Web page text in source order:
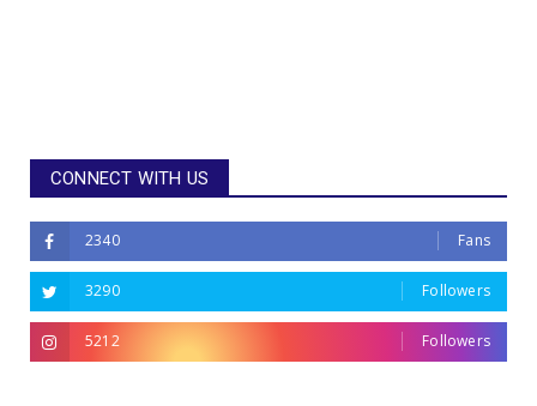
CONNECT WITH US
2340 Fans
3290 Followers
5212 Followers